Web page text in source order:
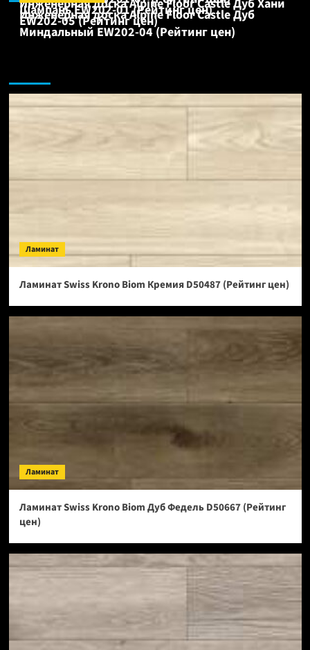
Шампань EW202-01 (Рейтинг цен)
Инженерная доска Alpine Floor Castle Дуб Хани
EW202-05 (Рейтинг цен)
Инженерная доска Alpine Floor Castle Дуб
Миндальный EW202-04 (Рейтинг цен)
Ламинат
Ламинат Swiss Krono Biom Кремия D50487 (Рейтинг цен)
Ламинат
Ламинат Swiss Krono Biom Дуб Федель D50667 (Рейтинг
цен)